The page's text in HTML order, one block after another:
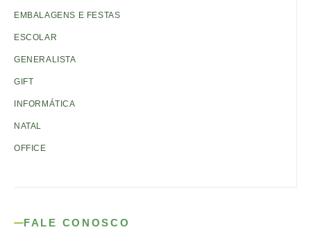
EMBALAGENS E FESTAS
ESCOLAR
GENERALISTA
GIFT
INFORMÁTICA
NATAL
OFFICE
FALE CONOSCO